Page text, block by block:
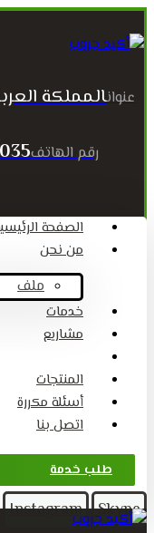
عنوانالمملكة
رقم الهاتف
الصفحة
من نحن
ملف
خدمات
مشاريع
المنتجات
أسئلة مكررة
اتصل بنا
طلب خدمة
Instagram Skype